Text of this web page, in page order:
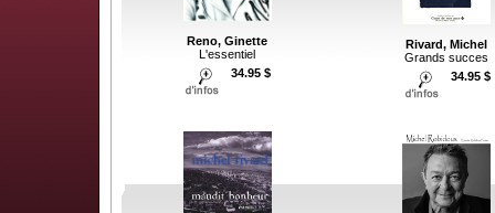
Reno, Ginette
L'essentiel
34.95 $
Rivard, Michel
Grands succes
34.95 $